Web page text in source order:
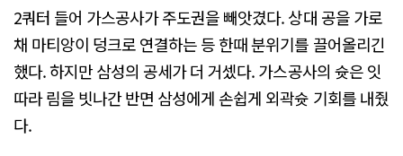
2쿼터 들어 가스공사가 주도권을 빼앗겼다. 상대 공을 가로
채 마티앙이 덩크로 연결하는 등 한때 분위기를 끌어올리긴
했다. 하지만 삼성의 공세가 더 거셌다. 가스공사의 슛은 잇
따라 림을 빗나간 반면 삼성에게 손쉽게 외곽슛 기회를 내줬
다.